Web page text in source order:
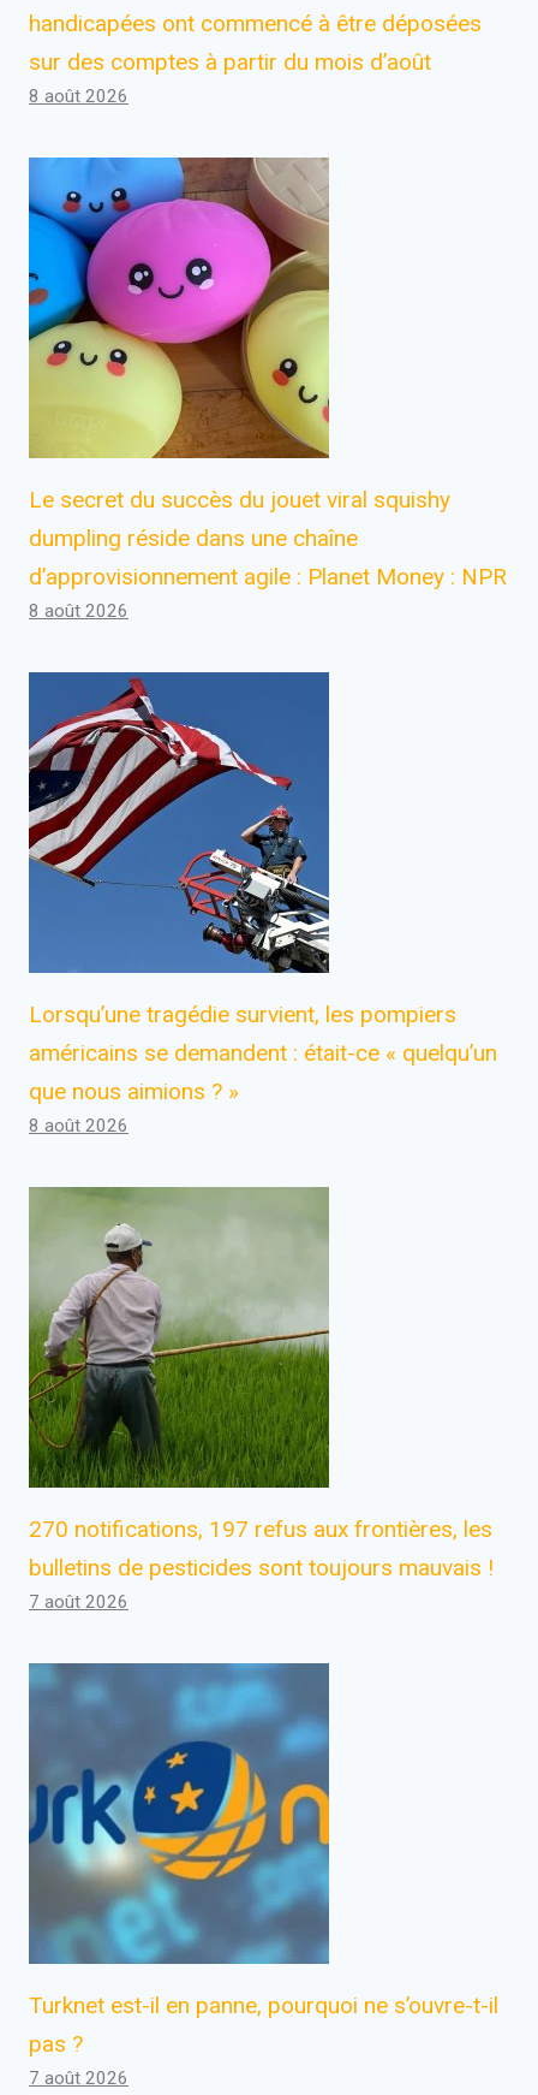
handicapées ont commencé à être déposées
sur des comptes à partir du mois d’août
8 août 2026
Le secret du succès du jouet viral squishy
dumpling réside dans une chaîne
d’approvisionnement agile : Planet Money : NPR
8 août 2026
Lorsqu’une tragédie survient, les pompiers
américains se demandent : était-ce « quelqu’un
que nous aimions ? »
8 août 2026
270 notifications, 197 refus aux frontières, les
bulletins de pesticides sont toujours mauvais !
7 août 2026
Turknet est-il en panne, pourquoi ne s’ouvre-t-il
pas ?
7 août 2026